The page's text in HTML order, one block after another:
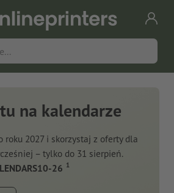
na kalendarze
roku 2027 i skorzystaj z oferty dla
– tylko do 31 sierpień.
26 1